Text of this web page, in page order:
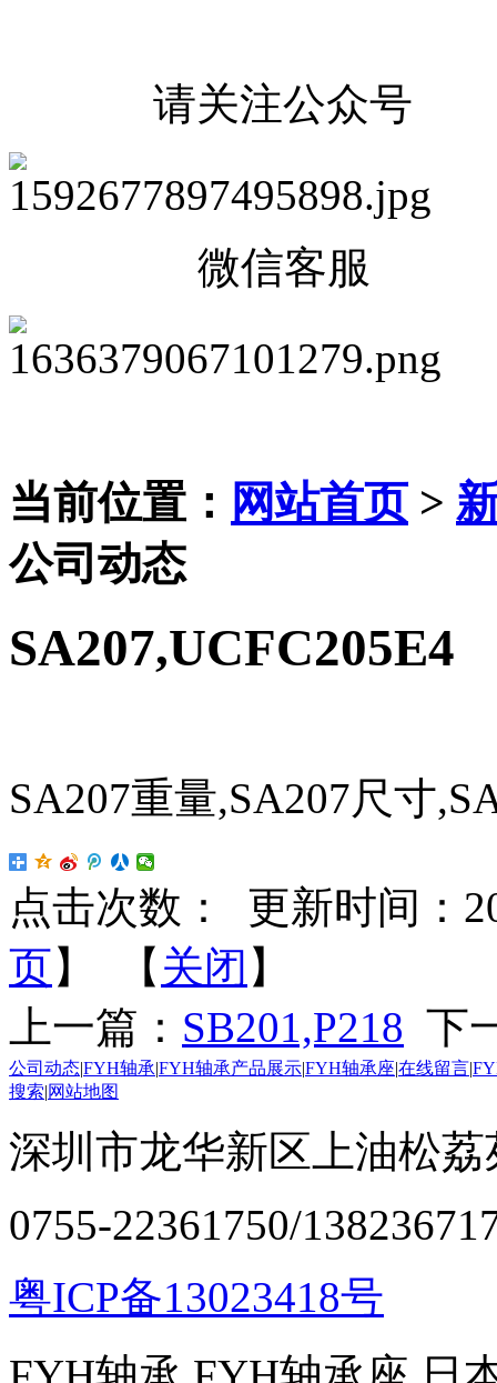
请关注公众号
微信客服
当前位置： 网站首页>
公司动态
SA207,UCFC205E4
SA207重量,SA207尺寸
点击次数：
更新时间：
页】 【 关闭 】
上一篇： SB201,P218 下
公司动态FYH轴承FYH轴承产品展示FYH轴承座 在线留言
搜索 网站地图
深圳市龙华新区上油松
0755-22361750/
粤ICP备13023418号